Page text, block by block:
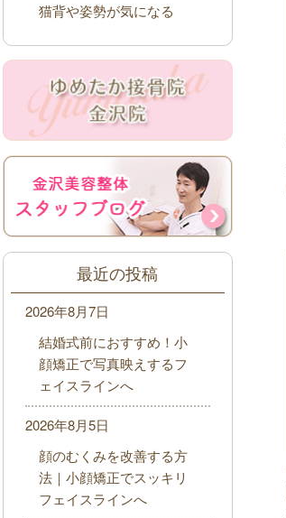
猫背や姿勢が気になる
最近の投稿
結婚式前におすすめ！小
顔矯正で写真映えするフ
ェイスラインへ
2026年8月7日
顔のむくみを改善する方
法｜小顔矯正でスッキリ
フェイスラインへ
2026年8月5日